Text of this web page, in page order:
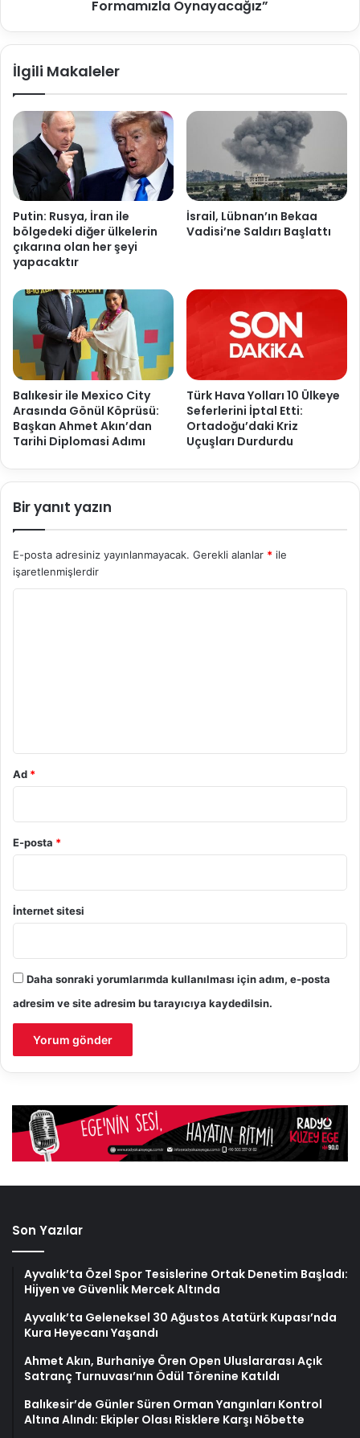
Formamızla Oynayacağız”
İlgili Makaleler
Putin: Rusya, İran ile
bölgedeki diğer ülkelerin
çıkarına olan her şeyi
yapacaktır
İsrail, Lübnan’ın Bekaa
Vadisi’ne Saldırı Başlattı
Balıkesir ile Mexico City
Arasında Gönül Köprüsü:
Başkan Ahmet Akın’dan
Tarihi Diplomasi Adımı
Türk Hava Yolları 10 Ülkeye
Seferlerini İptal Etti:
Ortadoğu’daki Kriz
Uçuşları Durdurdu
Bir yanıt yazın
E-posta adresiniz yayınlanmayacak. Gerekli alanlar * ile
işaretlenmişlerdir
Ad *
E-posta *
İnternet sitesi
Daha sonraki yorumlarımda kullanılması için adım, e-posta
adresim ve site adresim bu tarayıcıya kaydedilsin.
Son Yazılar
Ayvalık’ta Özel Spor Tesislerine Ortak Denetim Başladı:
Hijyen ve Güvenlik Mercek Altında
Ayvalık’ta Geleneksel 30 Ağustos Atatürk Kupası’nda
Kura Heyecanı Yaşandı
Ahmet Akın, Burhaniye Ören Open Uluslararası Açık
Satranç Turnuvası’nın Ödül Törenine Katıldı
Balıkesir’de Günler Süren Orman Yangınları Kontrol
Altına Alındı: Ekipler Olası Risklere Karşı Nöbette